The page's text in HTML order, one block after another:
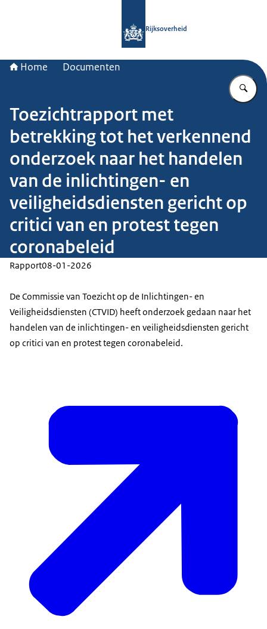
Rijksoverheid
Home Documenten
Toezichtrapport met
betrekking tot het verkennend
onderzoek naar het handelen
van de inlichtingen- en
veiligheidsdiensten gericht op
critici van en protest tegen
coronabeleid
Rapport08-01-2026
De Commissie van Toezicht op de Inlichtingen- en
Veiligheidsdiensten (CTVID) heeft onderzoek gedaan naar het
handelen van de inlichtingen- en veiligheidsdiensten gericht
op critici van en protest tegen coronabeleid.